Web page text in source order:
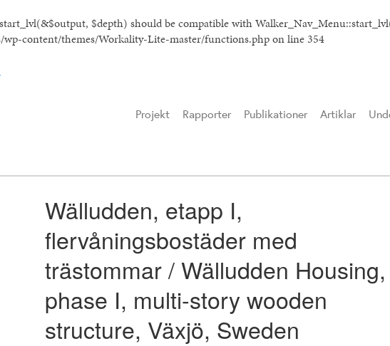
$depth) should be compatible with
content/themes/Workality-Lite-master/functions.phpon line354
Projekt Rapporter Publikationer Artiklar
Wälludden, etapp I,
flervåningsbostäder med
trästommar / Wälludden Housing,
phase I, multi-story wooden
structure, Växjö, Sweden